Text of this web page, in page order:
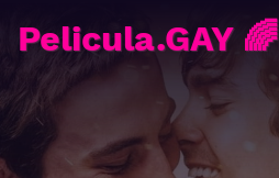
Pelicula.GAY 🌈